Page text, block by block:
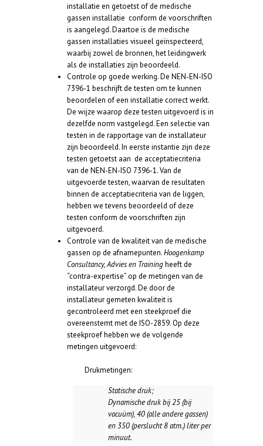
installatie en getoetst of de medische
gassen installatie conform de voorschriften
is aangelegd. Daartoe is de medische
gassen installaties visueel geïnspecteerd,
waarbij zowel de bronnen, het leidingwerk
als de installaties zijn beoordeeld.
Controle op goede werking. De NEN-EN-ISO
7396-1 beschrijft de testen om te kunnen
beoordelen of een installatie correct werkt.
De wijze waarop deze testen uitgevoerd is in
dezelfde norm vastgelegd. Een selectie van
testen in de rapportage van de installateur
zijn beoordeeld. In eerste instantie zijn deze
testen getoetst aan de acceptatiecriteria
van de NEN-EN-ISO 7396-1. Van de
uitgevoerde testen, waarvan de resultaten
binnen de acceptatiecriteria van de liggen,
hebben we tevens beoordeeld of deze
testen conform de voorschriften zijn
uitgevoerd.
Controle van de kwaliteit van de medische
gassen op de afnamepunten.Hoogenkamp
Consultancy, Advies en Trainingheeft de
“contra-expertise” op de metingen van de
installateur verzorgd. De door de
installateur gemeten kwaliteit is
gecontroleerd met een steekproef die
overeenstemt met de ISO-2859. Op deze
steekproef hebben we de volgende
metingen uitgevoerd:
Drukmetingen:
Statische druk;
Dynamische druk bij 25 (bij
vacuüm), 40 (alle andere gassen)
en 350 (perslucht 8 atm.) liter per
minuut.